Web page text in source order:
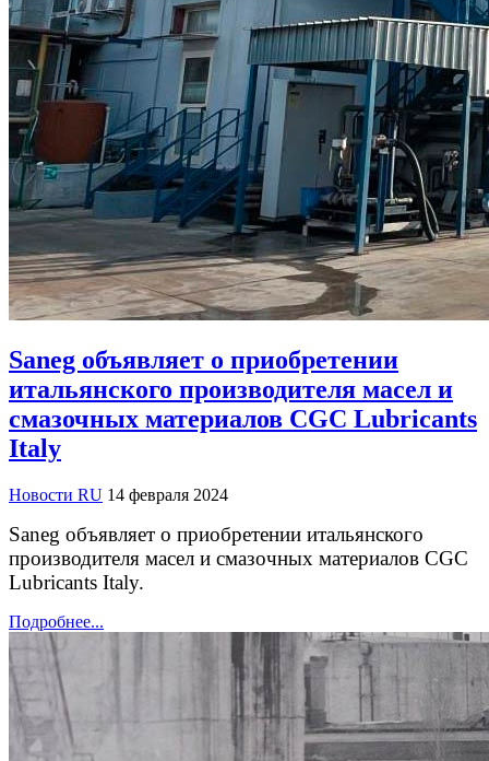
Saneg объявляет о приобретении
итальянского производителя масел и
смазочных материалов CGC Lubricants
Italy
Новости RU 14 февраля 2024
Saneg объявляет о приобретении итальянского
производителя масел и смазочных материалов CGC
Lubricants Italy.
Подробнее...